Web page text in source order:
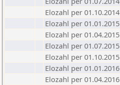
Elozahl per 01.10.2014
Elozahl per 01.01.2015
Elozahl per 01.04.2015
Elozahl per 01.07.2015
Elozahl per 01.10.2015
Elozahl per 01.01.2016
Elozahl per 01.04.2016